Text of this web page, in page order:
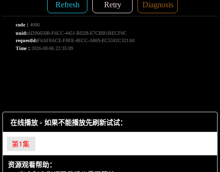
在线播放 - 如果不能播放先刷新试试：
第1集
资源观看帮助：